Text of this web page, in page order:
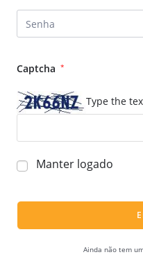
Captcha *
Type the
Manter logado
Ainda não tem